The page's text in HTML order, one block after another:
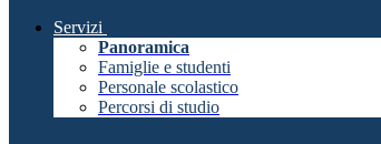
Servizi
Panoramica
Famiglie e studenti
Personale scolastico
Percorsi di studio